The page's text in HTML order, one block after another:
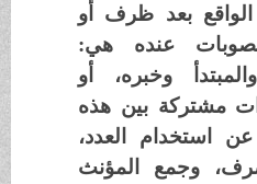
بعد ظرف أو
عنده هي:
وخبره، أو
مشتركة بين هذه
استخدام العدد،
وجمع المؤنث